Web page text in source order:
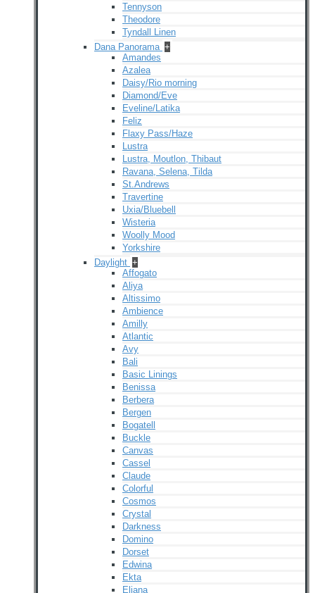
Tennyson
Theodore
Tyndall Linen
Dana Panorama +
Amandes
Azalea
Daisy/Rio morning
Diamond/Eve
Eveline/Latika
Feliz
Flaxy Pass/Haze
Lustra
Lustra, Moutlon, Thibaut
Ravana, Selena, Tilda
St.Andrews
Travertine
Uxia/Bluebell
Wisteria
Woolly Mood
Yorkshire
Daylight +
Affogato
Aliya
Altissimo
Ambience
Amilly
Atlantic
Avy
Bali
Basic Linings
Benissa
Berbera
Bergen
Bogatell
Buckle
Canvas
Cassel
Claude
Colorful
Cosmos
Crystal
Darkness
Domino
Dorset
Edwina
Ekta
Eliana